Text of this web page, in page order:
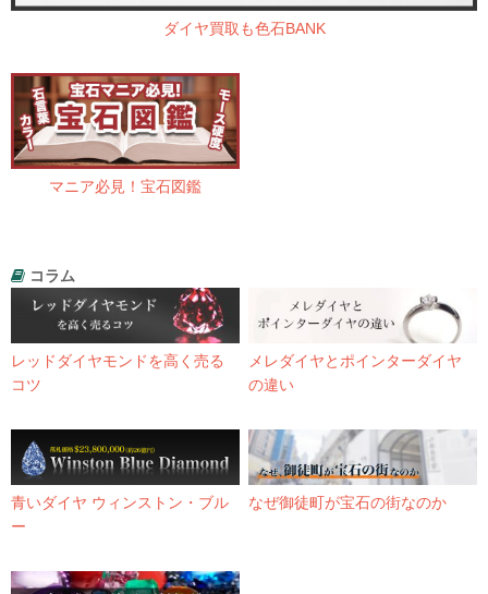
ダイヤ買取も色石BANK
マニア必見！宝石図鑑
コラム
レッドダイヤモンドを高く売る
コツ
メレダイヤとポインターダイヤ
の違い
青いダイヤ ウィンストン・ブル
ー
なぜ御徒町が宝石の街なのか